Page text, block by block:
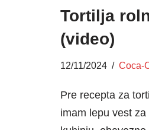
Tortilja
(video)
12/11/2024 Coca-
Pre recepta za
imam lepu vest